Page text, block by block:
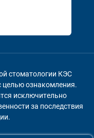
стоматологии КЭС
ознакомления.
исключительно
за последствия